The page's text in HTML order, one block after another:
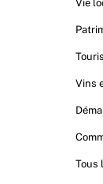
Vie
Vins
Tous